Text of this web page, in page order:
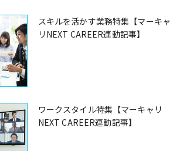
スキルを活かす業務特集【マーキャ
リNEXT CAREER連動記事】
ワークスタイル特集【マーキャリ
NEXT CAREER連動記事】